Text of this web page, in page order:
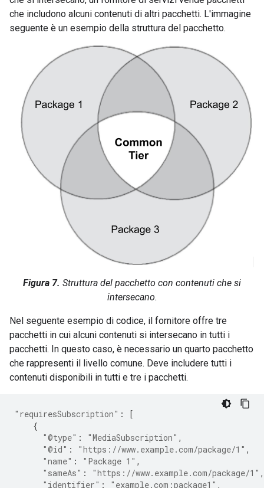
che includono alcuni contenuti di altri pacchetti. L'immagine
seguente è un esempio della struttura del pacchetto.
Figura 7. Struttura del pacchetto con contenuti che si
intersecano.
Nel seguente esempio di codice, il fornitore offre tre
pacchetti in cui alcuni contenuti si intersecano in tutti i
pacchetti. In questo caso, è necessario un quarto pacchetto
che rappresenti il livello comune. Deve includere tutti i
contenuti disponibili in tutti e tre i pacchetti.
"requiresSubscription" :
[
{
"@type" : "MediaSubscription" ,
"@id" : "https://www.example.com/package/1" ,
"name" : "Package 1" ,
"sameAs" : "https://www.example.com/package/1" ,
"identifier" : "example.com:package1" ,